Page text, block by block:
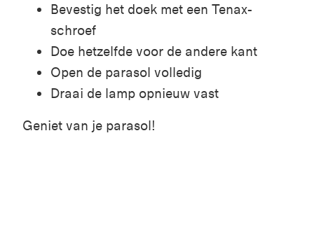
Bevestig het doek met een Tenax-
schroef
Doe hetzelfde voor de andere kant
Open de parasol volledig
Draai de lamp opnieuw vast
Geniet van je parasol!